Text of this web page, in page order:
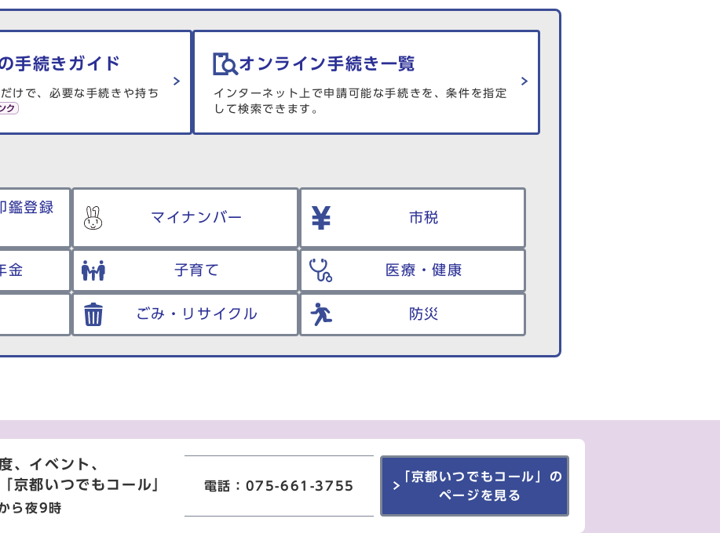
手続きガイド
けで、必要な手続きや持ち
オンライン手続き一覧
インターネット上で申請可能な手続きを、条件を指定
して検索できます。
鑑登録
マイナンバー 市税
金 子育て 医療・健康
ごみ・リサイクル 防災
、イベント、
「京都いつでもコール」
ら夜9時
電話：075-661-3755
「京都いつでもコール」の
ページを見る